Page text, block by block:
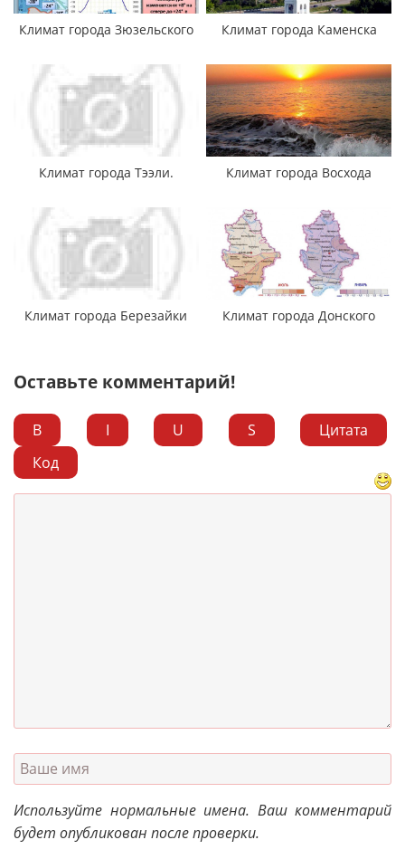
Климат города Зюзельского Климат города Каменска
Климат города Тээли. Климат города Восхода
Климат города Березайки Климат города Донского
Оставьте комментарий!
B I U S
Цитата
Код
Используйте нормальные имена. Ваш комментарий
будет опубликован после проверки.